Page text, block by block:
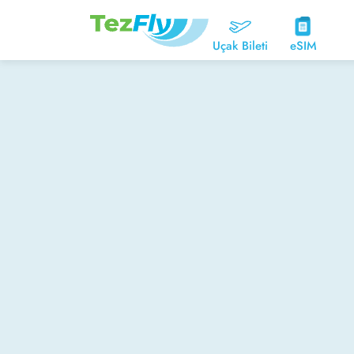
Uçak Bileti eSIM